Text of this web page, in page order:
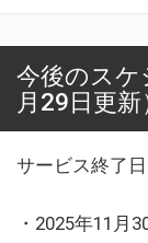
今後のス
月29日更新
サービス終了日
・2025年11